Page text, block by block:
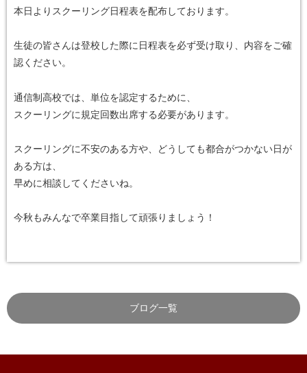
本日よりスクーリング日程表を配布しております。
生徒の皆さんは登校した際に日程表を必ず受け取り、内容をご確
認ください。
通信制高校では、単位を認定するために、
スクーリングに規定回数出席する必要があります。
スクーリングに不安のある方や、どうしても都合がつかない日が
ある方は、
早めに相談してくださいね。
今秋もみんなで卒業目指して頑張りましょう！
ブログ一覧